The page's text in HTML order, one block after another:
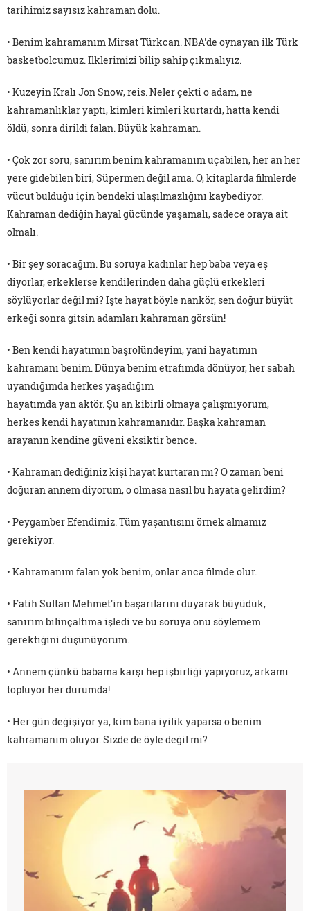
tarihimiz sayısız kahraman dolu.
• Benim kahramanım Mirsat Türkcan. NBA'de oynayan ilk Türk
basketbolcumuz. Ilklerimizi bilip sahip çıkmalıyız.
• Kuzeyin Kralı Jon Snow, reis. Neler çekti o adam, ne
kahramanlıklar yaptı, kimleri kimleri kurtardı, hatta kendi
öldü, sonra dirildi falan. Büyük kahraman.
• Çok zor soru, sanırım benim kahramanım uçabilen, her an her
yere gidebilen biri, Süpermen değil ama. O, kitaplarda filmlerde
vücut bulduğu için bendeki ulaşılmazlığını kaybediyor.
Kahraman dediğin hayal gücünde yaşamalı, sadece oraya ait
olmalı.
• Bir şey soracağım. Bu soruya kadınlar hep baba veya eş
diyorlar, erkeklerse kendilerinden daha güçlü erkekleri
söylüyorlar değil mi? Işte hayat böyle nankör, sen doğur büyüt
erkeği sonra gitsin adamları kahraman görsün!
• Ben kendi hayatımın başrolündeyim, yani hayatımın
kahramanı benim. Dünya benim etrafımda dönüyor, her sabah
uyandığımda herkes yaşadığım
hayatımda yan aktör. Şu an kibirli olmaya çalışmıyorum,
herkes kendi hayatının kahramanıdır. Başka kahraman
arayanın kendine güveni eksiktir bence.
• Kahraman dediğiniz kişi hayat kurtaran mı? O zaman beni
doğuran annem diyorum, o olmasa nasıl bu hayata gelirdim?
• Peygamber Efendimiz. Tüm yaşantısını örnek almamız
gerekiyor.
• Kahramanım falan yok benim, onlar anca filmde olur.
• Fatih Sultan Mehmet'in başarılarını duyarak büyüdük,
sanırım bilinçaltıma işledi ve bu soruya onu söylemem
gerektiğini düşünüyorum.
• Annem çünkü babama karşı hep işbirliği yapıyoruz, arkamı
topluyor her durumda!
• Her gün değişiyor ya, kim bana iyilik yaparsa o benim
kahramanım oluyor. Sizde de öyle değil mi?